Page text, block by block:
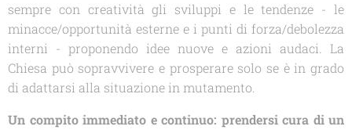
sempre con creatività gli sviluppi e le tendenze - le
minacce/opportunità esterne e i punti di forza/debolezza
interni - proponendo idee nuove e azioni audaci. La
Chiesa può sopravvivere e prosperare solo se è in grado
di adattarsi alla situazione in mutamento.
Un compito immediato e continuo: prendersi cura di un